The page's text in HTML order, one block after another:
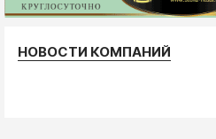
НОВОСТИ КОМПАНИЙ